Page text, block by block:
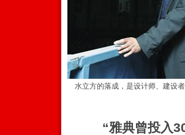
水立方的落成，是设计师、建设
“雅典曾投入